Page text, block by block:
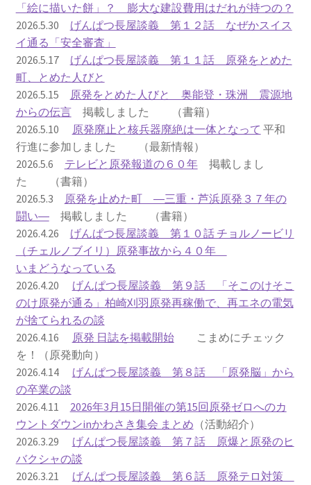
2023.3.12 第12回原発ゼロへのカウントダウンinかわ
さき集会
2023.6.25（日）映画「原発をとめた裁判長 そして
原発をとめる農家たち」上映会を開催
2023.10.8 原発ゼロへのカウントダウンinかわさき
講演会開催
2024.3.10第13回原発ゼロへのカウントダウンinかわさ
き集会
2024.10.13 映画「決断」上映と講演会を開催
2025.3.23第14回原発ゼロへのカウントダウンinかわさ
き集会開催
2026.3.15 第１５回原発ゼロへのカウントダウンinか
わさき集会開催
ギャラリー
ギャラリー_2023.3.12
ギャラリー_2024.3.10
「絵に描いた餅」？ 膨大な建設費用はだれが持つの？
2026.5.30 げんぱつ長屋談義 第１２話 なぜかスイス
イ通る「安全審査」
2026.5.17 げんぱつ長屋談義 第１１話 原発をとめた
町、とめた人びと
2026.5.15 原発をとめた人びと 奥能登・珠洲 震源地
からの伝言掲載しました （書籍）
2026.5.10 原発廃止と核兵器廃絶は一体となって 平和
行進に参加しました （最新情報）
2026.5.6 テレビと原発報道の６０年掲載しまし
た （書籍）
2026.5.3 原発を止めた町 ―三重・芦浜原発３７年の
闘い―掲載しました （書籍）
2026.4.26 げんぱつ長屋談義 第１０話 チョルノービリ
（チェルノブイリ）原発事故から４０年
いまどうなっている
2026.4.20 げんぱつ長屋談義 第９話 「そこのけそこ
のけ原発が通る」柏崎刈羽原発再稼働で、再エネの電気
が捨てられるの談
2026.4.16 原発 日誌を掲載開始こまめにチェック
を！（原発動向）
2026.4.14 げんぱつ長屋談義 第８話 「原発脳」から
の卒業の談
2026.4.11 2026年3月15日開催の第15回原発ゼロへのカ
ウントダウンinかわさき集会 まとめ （活動紹介）
2026.3.29 げんぱつ長屋談義 第７話 原爆と原発のヒ
バクシャの談
2026.3.21 げんぱつ長屋談義 第６話 原発テロ対策